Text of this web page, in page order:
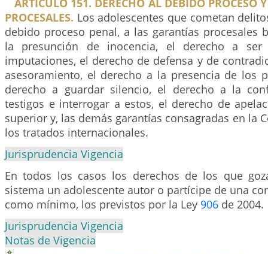
ARTÍCULO 151. DERECHO AL DEBIDO PROCESO
PROCESALES. Los adolescentes que cometan
debido proceso penal, a las garantías procesales
la presunción de inocencia, el derecho a
imputaciones, el derecho de defensa y de
asesoramiento, el derecho a la presencia de los
derecho a guardar silencio, el derecho a la
testigos e interrogar a estos, el derecho de
superior y, las demás garantías consagradas en la
los tratados internacionales.
Jurisprudencia Vigencia
En todos los casos los derechos de los que
sistema un adolescente autor o partícipe de una
como mínimo, los previstos por la Ley 906 de 2004.
Jurisprudencia Vigencia
Notas de Vigencia